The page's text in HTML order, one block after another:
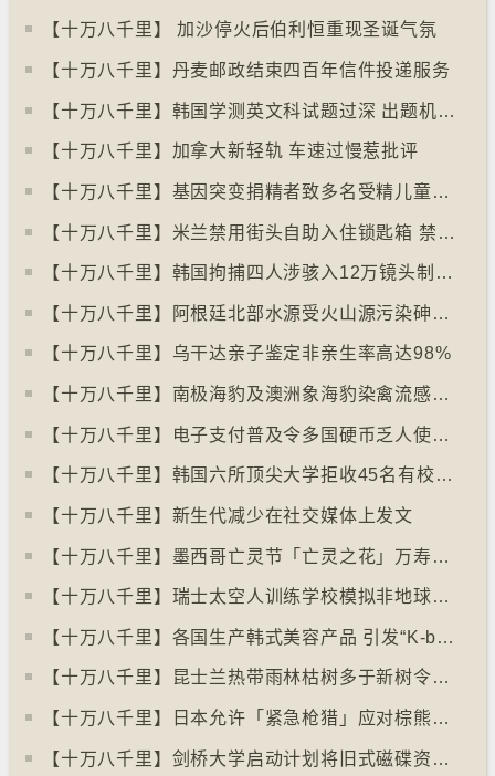
【十万八千里】 加沙停火后伯利恒重现圣诞气氛
【十万八千里】丹麦邮政结束四百年信件投递服务
【十万八千里】韩国学测英文科试题过深 出题机构院长引咎辞职
【十万八千里】加拿大新轻轨 车速过慢惹批评
【十万八千里】基因突变捐精者致多名受精儿童患癌
【十万八千里】米兰禁用街头自助入住锁匙箱 禁自助入住民宿
【十万八千里】韩国拘捕四人涉骇入12万镜头制色情内容
【十万八千里】阿根廷北部水源受火山源污染砷含量超标
【十万八千里】乌干达亲子鉴定非亲生率高达98%
【十万八千里】南极海豹及澳洲象海豹染禽流感病毒恐扩散
【十万八千里】电子支付普及令多国硬币乏人使用甚至停产
【十万八千里】韩国六所顶尖大学拒收45名有校园暴力纪录者入学
【十万八千里】新生代减少在社交媒体上发文
【十万八千里】墨西哥亡灵节「亡灵之花」万寿菊失收
【十万八千里】瑞士太空人训练学校模拟非地球生活
【十万八千里】各国生产韩式美容产品 引发“K-beauty”定义讨论
【十万八千里】昆士兰热带雨林枯树多于新树令二氧化碳释出量多于吸收量
【十万八千里】日本允许「紧急枪猎」应对棕熊袭击人类事件急增
【十万八千里】剑桥大学启动计划将旧式磁碟资料存档